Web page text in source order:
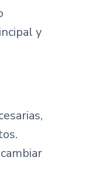
y